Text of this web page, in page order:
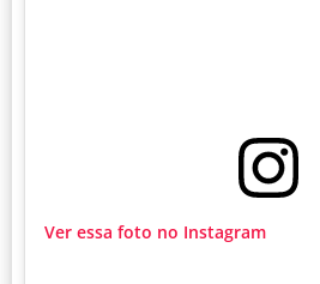
Ver essa foto no Instagram